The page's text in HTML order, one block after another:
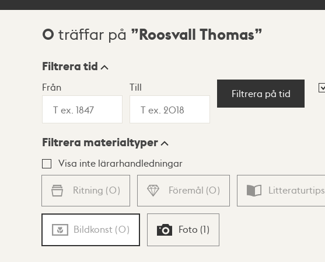
Sökresultat
0 träffar på Roosvall Thomas
Visningsläge
Lista Karta
Filtrera tid
Från Till
Filtrera på tid
Filtrera materialtyper
Visa inte lärarhandledningar
Ritning (0) Föremål (0) Litteraturtips
Bildkonst (0) Foto (1)